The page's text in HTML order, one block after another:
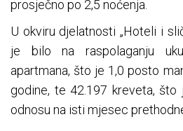
prosječno po 2,5 noćenja.
U okviru djelatnosti „Hoteli i
je bilo na raspolaganju
apartmana, što je 1,0 posto
godine, te 42.197 kreveta,
odnosu na isti mjesec